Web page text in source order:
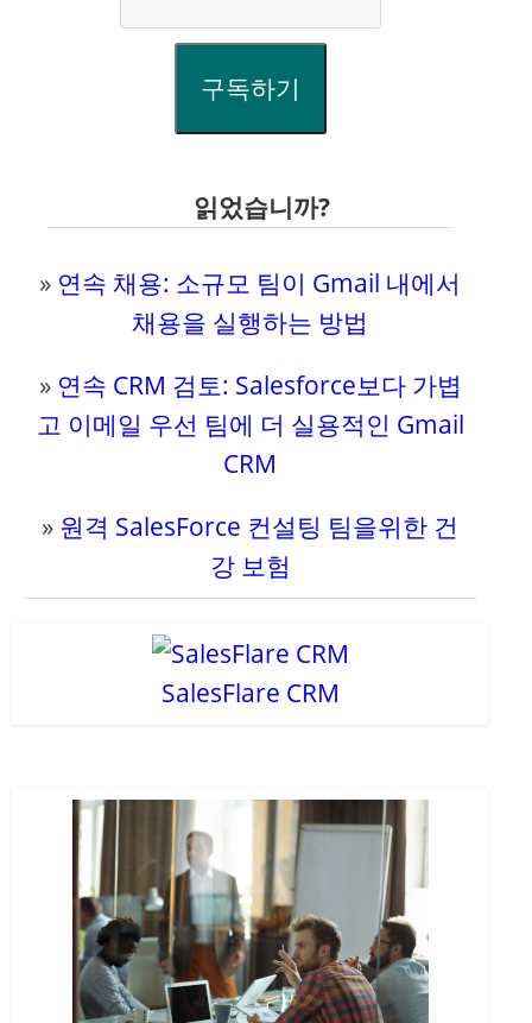
구독하기
읽었습니까?
» 연속 채용: 소규모 팀이 Gmail 내에서
채용을 실행하는 방법
» 연속 CRM 검토: Salesforce보다 가볍
고 이메일 우선 팀에 더 실용적인 Gmail
CRM
» 원격 SalesForce 컨설팅 팀을위한 건
강 보험
SalesFlare CRM